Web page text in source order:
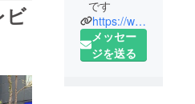
残
有
い
ビ
です
https://www.instagram.com/rommy.harajuku/
メッセー
ジを送る